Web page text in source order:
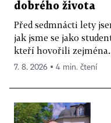
dobrého života
Před sedmnácti lety
jak jsme se jako
kteří hovořili
7. 8. 2026 ▪ 4 min. čtení